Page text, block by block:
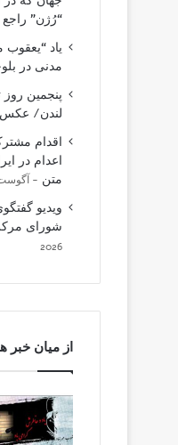
“رُژن” راجع
یاد “یعقوب
مدنی در
پنجمین روز
لندن/ عکس
اقدام
اعدام در
متن
آگوست 1,
ویدیو
شورای
2026
از میان خبر